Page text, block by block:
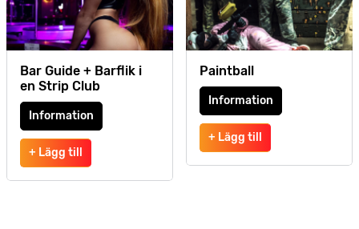
Bar Guide + Barflik i
en Strip Club
Information
+ Lägg till
Paintball
Information
+ Lägg till